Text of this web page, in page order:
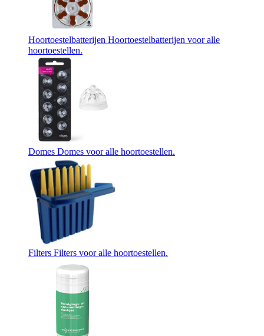
Hoortoestelbatterijen Hoortoestelbatterijen voor alle
hoortoestellen.
Domes Domes voor alle hoortoestellen.
Filters Filters voor alle hoortoestellen.